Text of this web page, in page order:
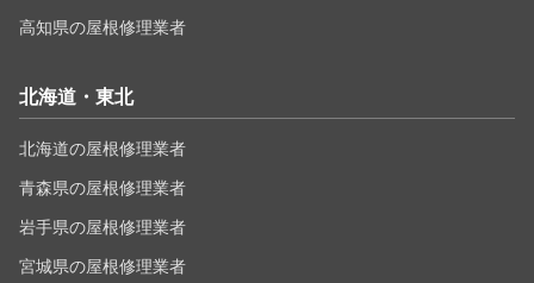
高知県の屋根修理業者
北海道・東北
北海道の屋根修理業者
青森県の屋根修理業者
岩手県の屋根修理業者
宮城県の屋根修理業者